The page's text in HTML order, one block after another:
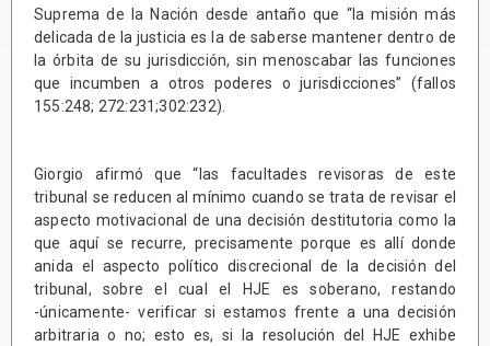
Suprema de la Nación desde antaño que “la misión más
delicada de la justicia es la de saberse mantener dentro de
la órbita de su jurisdicción, sin menoscabar las funciones
que incumben a otros poderes o jurisdicciones” (fallos
155:248; 272:231;302:232).
Giorgio afirmó que “las facultades revisoras de este
tribunal se reducen al mínimo cuando se trata de revisar el
aspecto motivacional de una decisión destitutoria como la
que aquí se recurre, precisamente porque es allí donde
anida el aspecto político discrecional de la decisión del
tribunal, sobre el cual el HJE es soberano, restando
-únicamente- verificar si estamos frente a una decisión
arbitraria o no; esto es, si la resolución del HJE exhibe